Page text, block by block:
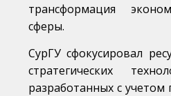
трансформация
сферы.
СурГУ сфокусировал
стратегических
разработанных с учетом